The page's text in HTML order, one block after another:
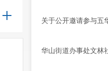
关于公开邀请参与五
华山街道办事处文林